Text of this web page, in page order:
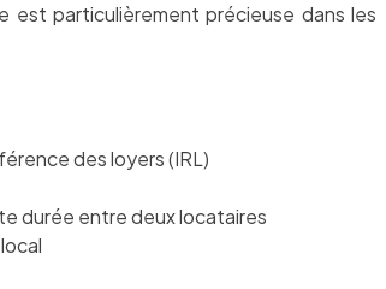
est particulièrement précieuse dans les
des loyers (IRL)
durée entre deux locataires